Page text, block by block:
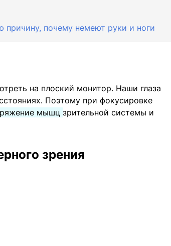
почему немеют руки и ноги
на плоский монитор. Наши глаза
Поэтому при фокусировке
мышц зрительной системы и
зрения